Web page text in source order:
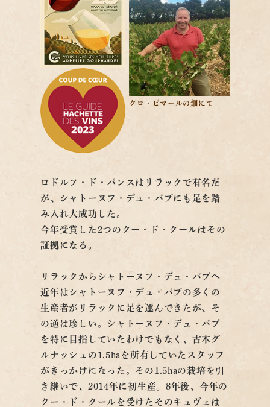
ロドルフ・ド・パンスはリラックで有名だ
が、シャトーヌフ・デュ・パプにも足を踏
み入れ大成功した。
今年受賞した2つのクー・ド・クールはその
証拠になる。
リラックからシャトーヌフ・デュ・パプへ
近年はシャトーヌフ・デュ・パプの多くの
生産者がリラックに足を運んできたが、そ
の逆は珍しい。シャトーヌフ・デュ・パプ
を特に目指していたわけでもなく、古木グ
ルナッシュの1.5haを所有していたスタッフ
がきっかけになった。その1.5haの栽培を引
き継いで、2014年に初生産。8年後、今年の
クー・ド・クールを受けたそのキュヴェは
クロ・ビマールの畑にて